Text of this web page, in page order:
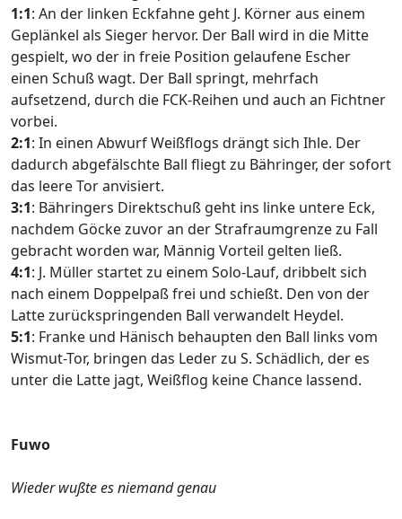
1:1: An der linken Eckfahne geht J. Körner aus einem
Geplänkel als Sieger hervor. Der Ball wird in die Mitte
gespielt, wo der in freie Position gelaufene Escher
einen Schuß wagt. Der Ball springt, mehrfach
aufsetzend, durch die FCK-Reihen und auch an Fichtner
vorbei.
2:1: In einen Abwurf Weißflogs drängt sich Ihle. Der
dadurch abgefälschte Ball fliegt zu Bähringer, der sofort
das leere Tor anvisiert.
3:1: Bähringers Direktschuß geht ins linke untere Eck,
nachdem Göcke zuvor an der Strafraumgrenze zu Fall
gebracht worden war, Männig Vorteil gelten ließ.
4:1: J. Müller startet zu einem Solo-Lauf, dribbelt sich
nach einem Doppelpaß frei und schießt. Den von der
Latte zurückspringenden Ball verwandelt Heydel.
5:1: Franke und Hänisch behaupten den Ball links vom
Wismut-Tor, bringen das Leder zu S. Schädlich, der es
unter die Latte jagt, Weißflog keine Chance lassend.
Fuwo
Wieder wußte es niemand genau